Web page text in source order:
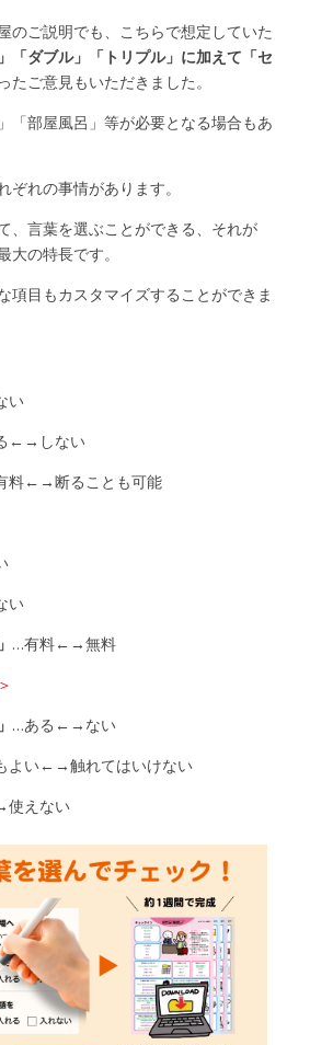
のご説明でも、こちらで想定していた
「ダブル」「トリプル」に加えて「セ
たご意見もいただきました。
「部屋風呂」等が必要となる場合もあ
ぞれの事情があります。
、言葉を選ぶことができる、それが
大の特長です。
項目もカスタマイズすることができま
い
←→しない
←→断ることも可能
い
…有料←→無料
…ある←→ない
よい←→触れてはいけない
えない